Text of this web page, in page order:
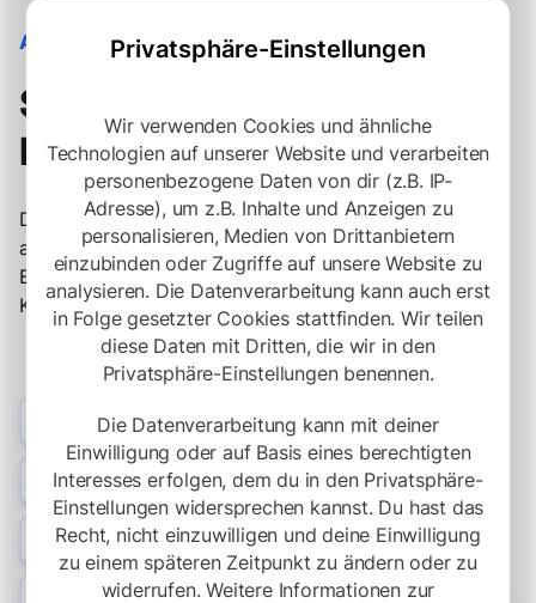
ANPASSUNG
Schneller reagieren.
Präziser entscheiden.
Daten ermöglichen es, Recruiting-Maßnahmen gezielt
anzupassen. Antizipiere Trends, treffe fundierte
Entscheidungen und steigere effektiv den ROI deiner
Kunden.
Nutze detaillierte Statistiken für fundierte Strategien.
Agile Anpassungen
Verfeinere Maßnahmen basierend auf aktuellen Daten.
Kunden-ROI Boost
Optimiere kontinuierlich für bessere Ergebnisse.
Schnelle Trenderkennung
Privatsphäre-Einstellungen
Wir verwenden Cookies und ähnliche
Technologien auf unserer Website und verarbeiten
personenbezogene Daten von dir (z.B. IP-
Adresse), um z.B. Inhalte und Anzeigen zu
personalisieren, Medien von Drittanbietern
einzubinden oder Zugriffe auf unsere Website zu
analysieren. Die Datenverarbeitung kann auch erst
in Folge gesetzter Cookies stattfinden. Wir teilen
diese Daten mit Dritten, die wir in den
Privatsphäre-Einstellungen benennen.
Die Datenverarbeitung kann mit deiner
Einwilligung oder auf Basis eines berechtigten
Interesses erfolgen, dem du in den Privatsphäre-
Einstellungen widersprechen kannst. Du hast das
Recht, nicht einzuwilligen und deine Einwilligung
zu einem späteren Zeitpunkt zu ändern oder zu
widerrufen. Weitere Informationen zur